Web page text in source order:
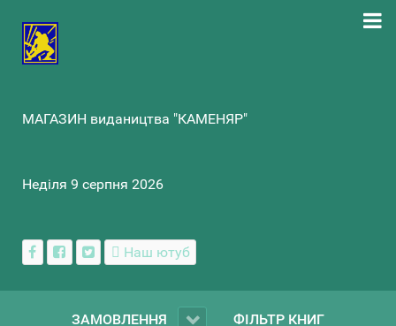
МАГАЗИН видаництва "КАМЕНЯР"
Неділя 9 серпня 2026
Наш ютуб
ЗАМОВЛЕННЯ ФІЛЬТР КНИГ